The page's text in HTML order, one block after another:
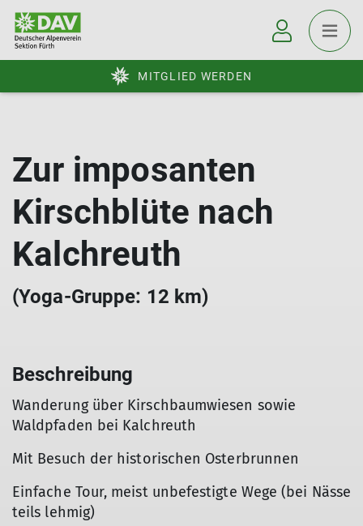
MITGLIED WERDEN
Zur imposanten
Kirschblüte nach
Kalchreuth
(Yoga-Gruppe: 12 km)
Beschreibung
Wanderung über Kirschbaumwiesen sowie
Waldpfaden bei Kalchreuth
Mit Besuch der historischen Osterbrunnen
Einfache Tour, meist unbefestigte Wege (bei Nässe
teils lehmig)